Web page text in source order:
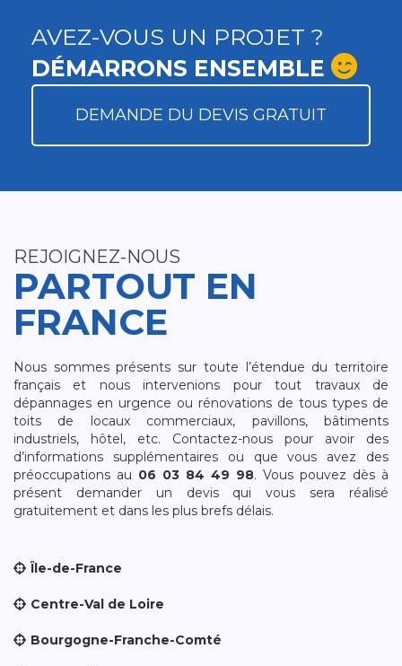
AVEZ-VOUS UN PROJET ?
DÉMARRONS ENSEMBLE
DEMANDE DU DEVIS GRATUIT
REJOIGNEZ-NOUS
PARTOUT EN
FRANCE
Nous sommes présents sur toute l’étendue du territoire
français et nous intervenions pour tout travaux de
dépannages en urgence ou rénovations de tous types de
toits de locaux commerciaux, pavillons, bâtiments
industriels, hôtel, etc. Contactez-nous pour avoir des
d’informations supplémentaires ou que vous avez des
préoccupations au 06 03 84 49 98. Vous pouvez dès à
présent demander un devis qui vous sera réalisé
gratuitement et dans les plus brefs délais.
Île-de-France
Centre-Val de Loire
Bourgogne-Franche-Comté